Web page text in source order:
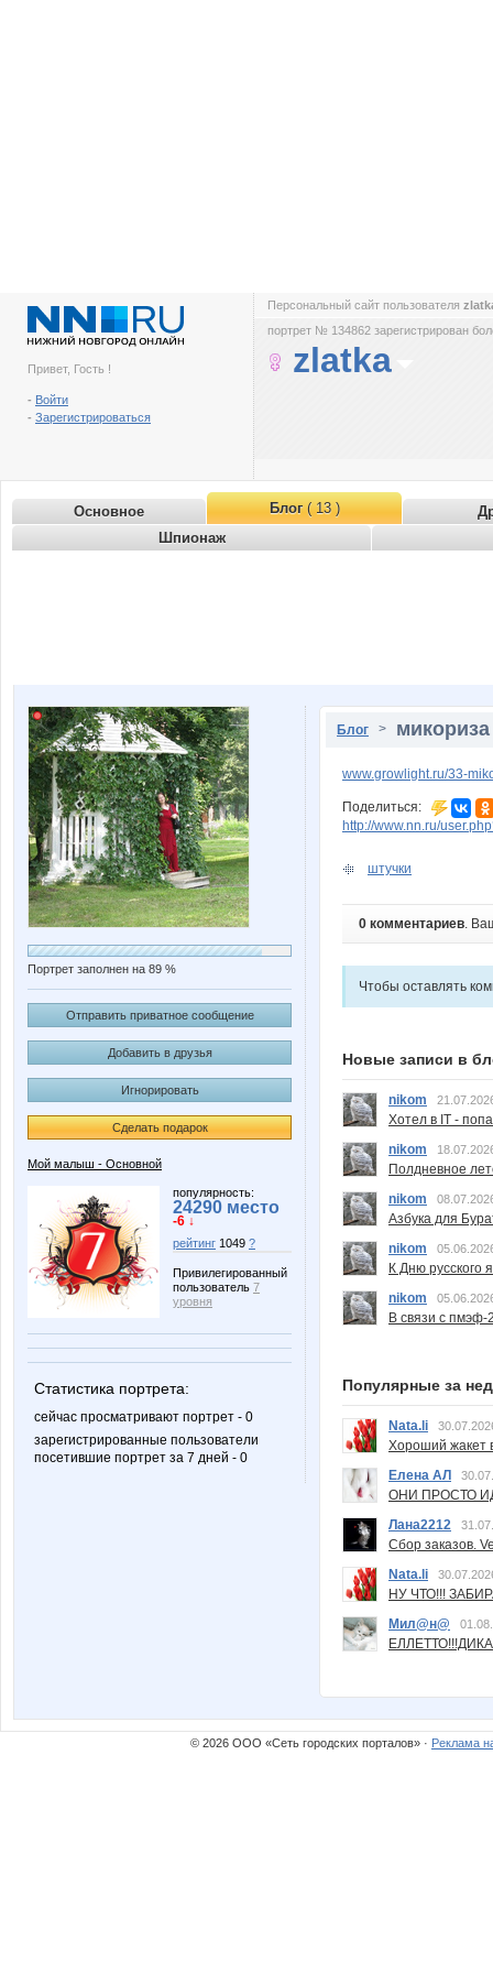
Привет, Гость !
- Войти
- Зарегистрироваться
Персональный сайт пользователя
портрет № 134862 зарегистрирован
zlatka
Основное Блог( 13 )
Шпионаж
Портрет заполнен на 89 %
Отправить приватное сообщение
Добавить в друзья
Игнорировать
Сделать подарок
Мой малыш - Основной
популярность:
24290 место
-6 ↓
рейтинг 1049 ?
Привилегированный
пользователь 7
уровня
Статистика портрета:
сейчас просматривают портрет - 0
зарегистрированные пользователи
посетившие портрет за 7 дней - 0
Блог > микориза
www.growlight.ru/33-
Поделиться:
http://www.nn.ru/
штучки
0 комментариев.
Чтобы оставлять
Новые записи в
nikom
Хотел в IT -
nikom
Полдневное
nikom
Азбука для
nikom
К Дню русского
nikom
В связи с пмэф-
Популярные за
Nata.li
Хороший жакет
Елена АЛ
ОНИ ПРОСТО
Лана2212
Сбор заказов.
Nata.li
НУ ЧТО!!!
Мил@н@
© 2026 ООО «Сеть городских порталов» · Реклама